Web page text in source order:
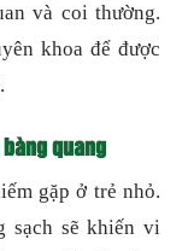
và coi thường.
khoa để được
quang
gặp ở trẻ nhỏ.
sạch sẽ khiến vi